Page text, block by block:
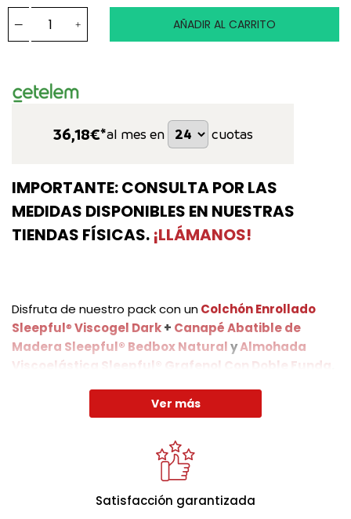
AÑADIR AL CARRITO
36,18€*al mes en cuotas
IMPORTANTE: CONSULTA POR LAS
MEDIDAS DISPONIBLES EN NUESTRAS
TIENDAS FÍSICAS. ¡LLÁMANOS!
Disfruta de nuestro pack con unColchón Enrollado
Sleepful®Viscogel Dark+ Canapé Abatible de
Madera Sleepful® Bedbox NaturalyAlmohada
Viscoelástica Sleepful® Grafenol Con Doble Funda
su terminación artesanal y la suavidad de sus
acolchados puede sufrir alguna pequeña variación en
la altura. Todos sus materiales están dotados de gran
transpirabilidad y resistencia.
Ver más
Satisfacción garantizada